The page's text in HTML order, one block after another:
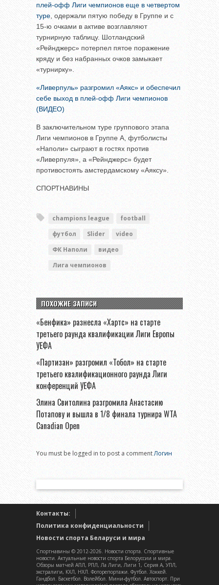
плей-офф Лиги чемпионов еще в четвертом
туре , одержали пятую победу в Группе и с
15-ю очками в активе возглавляют
турнирную таблицу. Шотландский
«Рейнджерс» потерпел пятое поражение
кряду и без набранных очков замыкает
«турнирку».
«Ливерпуль» разгромил «Аякс» и обеспечил
себе выход в плей-офф Лиги чемпионов
(ВИДЕО)
В заключительном туре группового этапа
Лиги чемпионов в Группе А, футболисты
«Наполи» сыграют в гостях против
«Ливерпуля», а «Рейнджерс» будет
противостоять амстердамскому «Аяксу».
СПОРТНАВИНЫ
champions league
football
футбол
Slider
video
ФК Наполи
видео
Лига чемпионов
ПОХОЖИЕ ЗАПИСИ
«Бенфика» разнесла «Хартс» на старте
третьего раунда квалификации Лиги Европы
УЕФА
«Партизан» разгромил «Тобол» на старте
третьего квалификационного раунда Лиги
конференций УЕФА
Элина Свитолина разгромила Анастасию
Потапову и вышла в 1/8 финала турнира WTA
Canadian Open
You must be logged in to post a commentЛогин
Контакты:
Политика конфиденциальности
Новости спорта Беларуси и мира
Спортнавины © 2012-2026. Новости спорта. Спортивные
новости. Актуальные новости спорта Белоруссии и мира.
Обзоры матчей АПЛ, РПЛ, Ла Лиги, Лиги 1, Серия А, УПЛ,
экстралиги, КХЛ, НХЛ. Фоторепортажи. Футбол. Хоккей.
Гандбол. Баскетбол. Волейбол. Мини-футбол. Автоспорт. При